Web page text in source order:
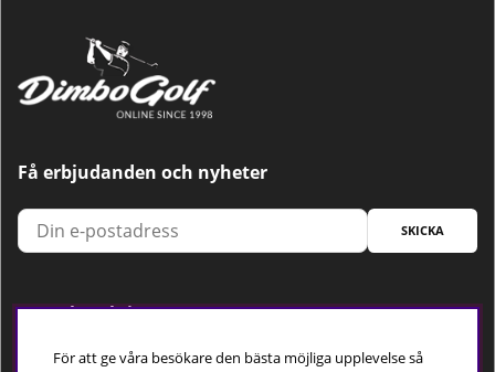
Få erbjudanden och nyheter
SKICKA
Trygg betalning
För att ge våra besökare den bästa möjliga upplevelse så